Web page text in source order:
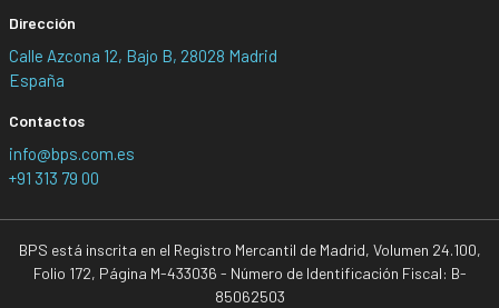
Dirección
Calle Azcona 12, Bajo B, 28028 Madrid
España
Contactos
info@bps.com.es
+91 313 79 00
BPS está inscrita en el Registro Mercantil de Madrid, Volumen 24.100,
Folio 172, Página M-433036 - Número de Identificación Fiscal: B-
85062503